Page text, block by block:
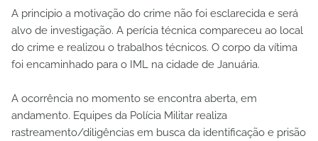
A principio a motivação do crime não foi esclarecida e será
alvo de investigação. A perícia técnica compareceu ao local
do crime e realizou o trabalhos técnicos. O corpo da vítima
foi encaminhado para o IML na cidade de Januária.
A ocorrência no momento se encontra aberta, em
andamento. Equipes da Polícia Militar realiza
rastreamento/diligências em busca da identificação e prisão